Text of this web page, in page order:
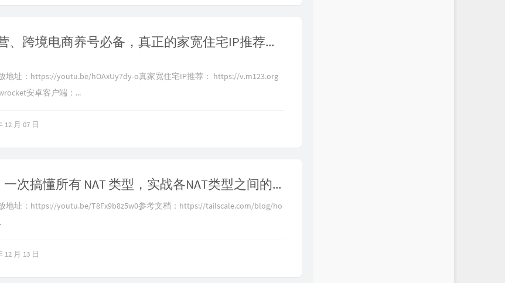
tiktok直播运营、跨境电商养号必备，真正的家宽住宅IP推荐，直接跑到当地拉宽带的高质量住宅IP，杜绝IP质量问题导致限流、风控、降权，通过链式代理、二级代理复活住宅ip
地址：https://youtu.be/hOAxUy7dy-o真家宽住宅IP推荐： https://v.m123.org
安卓客户端：...
12 月 07 日
【建议收藏】一次搞懂所有 NAT 类型，实战各NAT类型之间的打洞可行性，通过p2p vpn实现无公网ip穿透家庭内网，p2p直连打洞，游戏联机，BT下载
地址：https://youtu.be/T8Fx9b8z5w0参考文档：https://tailscale.com/blog/ho
12 月 13 日